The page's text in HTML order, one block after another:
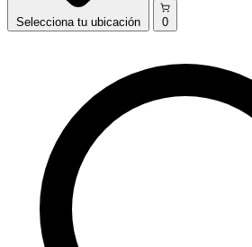
Selecciona tu ubicación 0